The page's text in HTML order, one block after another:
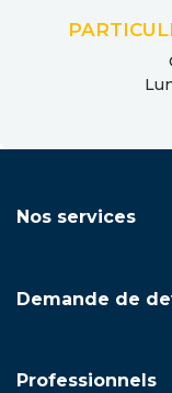
Nos services
Demande de
Professionnels